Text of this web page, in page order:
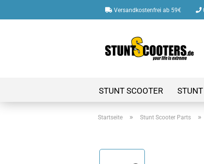
Versandkostenfrei ab 59€
STUNT SCOOTER
Startseite » Stunt Scooter Parts »